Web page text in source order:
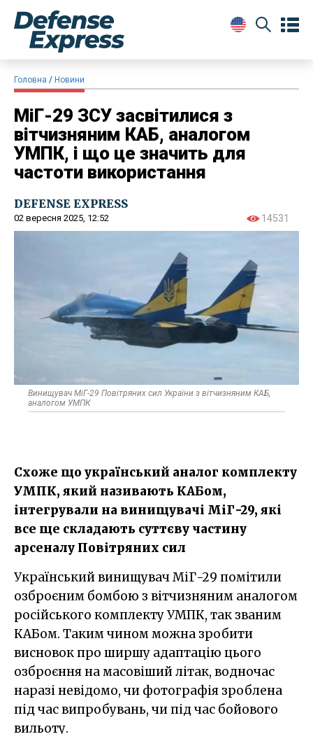
Головна Новини
МіГ-29 ЗСУ засвітилися з
вітчизняним КАБ, аналогом
УМПК, і що це значить для
частоти використання
DEFENSE EXPRESS
02 вересня 2025, 12:52 14531
Винищувач МіГ-29 Повітряних сил України з вітчизняним КАБ,
аналогом УМПК
Схоже що український аналог комплекту
УМПК, який називають КАБом,
інтегрували на винищувачі МіГ-29, які
все ще складають суттєву частину
арсеналу Повітряних сил
Український винищувач МіГ-29 помітили
озброєним бомбою з вітчизняним аналогом
російського комплекту УМПК, так званим
КАБом. Таким чином можна зробити
висновок про ширшу адаптацію цього
озброєння на масовіший літак, водночас
наразі невідомо, чи фотографія зроблена
під час випробувань, чи під час бойового
вильоту.